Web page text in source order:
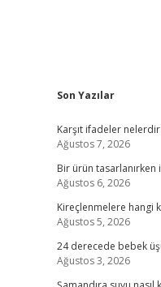
Sidebar
Son Yazılar
Karşıt ifadeler nelerdir
Ağustos 7, 2026
Bir ürün tasarlanırken
Ağustos 6, 2026
Kireçlenmelere hangi
Ağustos 5, 2026
24 derecede bebek
Ağustos 3, 2026